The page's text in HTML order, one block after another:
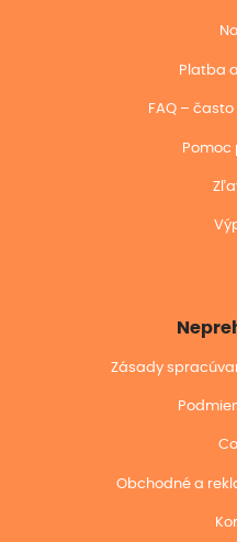
Platba
FAQ –
Pomoc
Zásady
Obchodné a